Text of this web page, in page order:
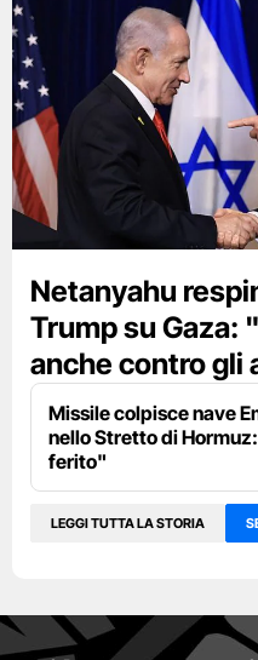
Netanyahu
Trump su Gaza:
anche contro gli
Missile colpisce nave
nello Stretto di
ferito"
LEGGI TUTTA LA STORIA